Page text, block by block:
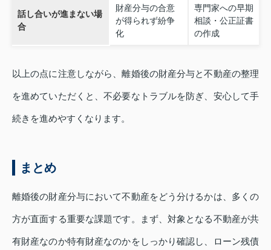
話し合いが進まない場
合
財産分与の合意
が得られず紛争
化
専門家への早期
相談・公正証書
の作成
以上の点に注意しながら、離婚後の財産分与と不動産の整理
を進めていただくと、不必要なトラブルを防ぎ、安心して手
続きを進めやすくなります。
まとめ
離婚後の財産分与において不動産をどう分けるかは、多くの
方が直面する重要な課題です。まず、対象となる不動産が共
有財産なのか特有財産なのかをしっかり確認し、ローン残債